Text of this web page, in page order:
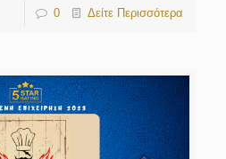
0 Δείτε Περισσότερα